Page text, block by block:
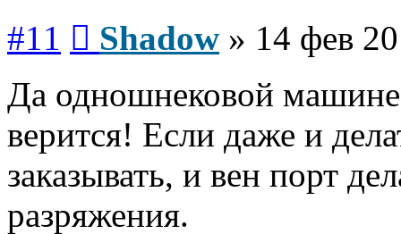
#11 Shadow » 14 фев
Да одношнековой машине
верится! Если даже и
заказывать, и вен порт
разряжения.